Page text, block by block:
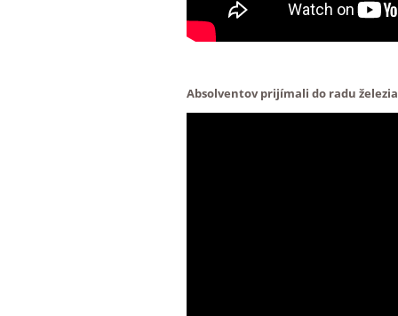
Absolventov prijímali do radu